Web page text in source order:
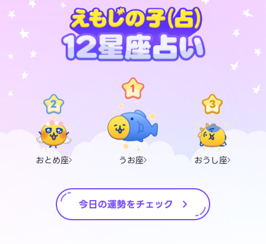
おとめ座 うお座 おうし座